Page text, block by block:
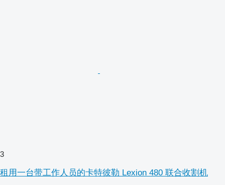
3
租用一台带工作人员的卡特彼勒 Lexion 480 联合收割机